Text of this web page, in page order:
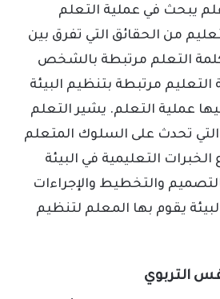
يبحث في عملية التعلم
من الحقائق التي تفرق بين
كلمة التعلم مرتبطة بالشخص
مرتبطة بتنظيم البيئة
عملية التعلم. يشير التعلم
التي تحدث على السلوك المتعلم
الخبرات التعليمية في البيئة
والتخطيط والإجراءات
يقوم بها المعلم لتنظيم